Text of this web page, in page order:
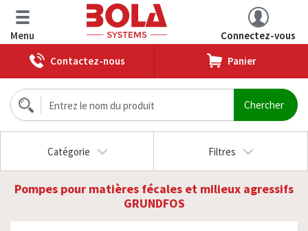
Menu
Connectez-vous
Contactez-nous
Panier
Catégorie Filtres
Pompes pour matières fécales et milieux agressifs
GRUNDFOS